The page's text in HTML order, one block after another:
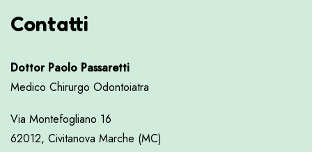
Contatti
Dottor Paolo Passaretti
Medico Chirurgo Odontoiatra
Via Montefogliano 16
62012, Civitanova Marche (MC)